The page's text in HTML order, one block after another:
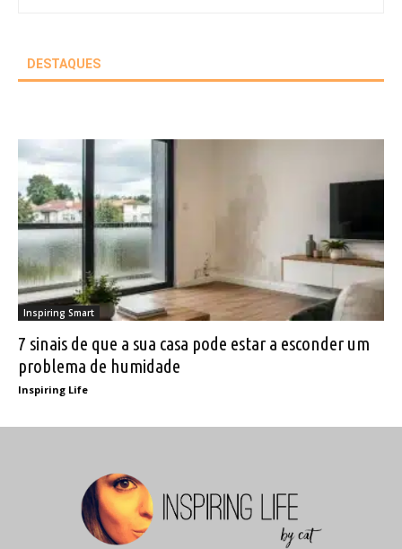
DESTAQUES
Inspiring Smart
7 sinais de que a sua casa pode estar a esconder um
problema de humidade
Inspiring Life